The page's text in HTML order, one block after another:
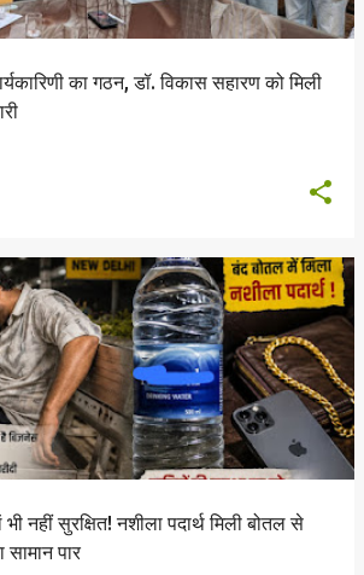
का गठन, डॉ. विकास सहारण को मिली
नहीं सुरक्षित! नशीला पदार्थ मिली बोतल से
सामान पार